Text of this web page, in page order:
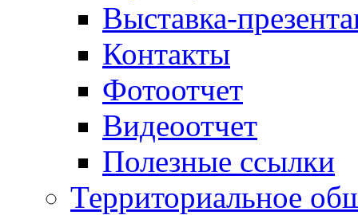
Выставка-
Контакты
Фотоотчет
Видеоотчет
Полезные ссылки
Территориальное